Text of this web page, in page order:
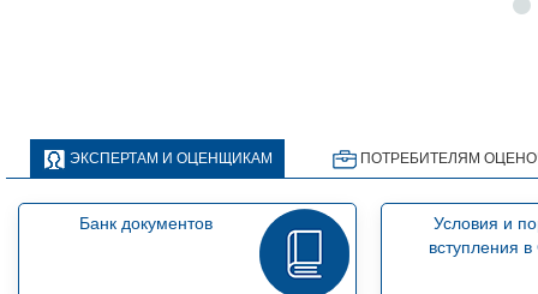
ЭКСПЕРТАМ И ОЦЕНЩИКАМ ПОТРЕБИТЕЛЯМ
Банк документов
Условия и
вступления